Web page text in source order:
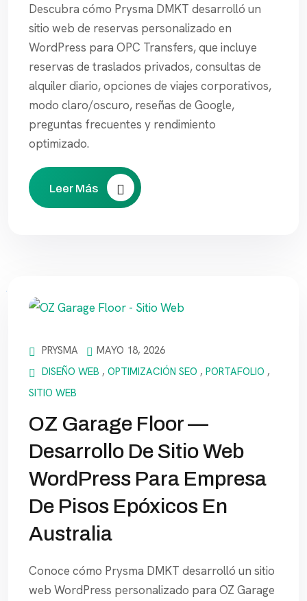
Descubra cómo Prysma DMKT desarrolló un
sitio web de reservas personalizado en
WordPress para OPC Transfers, que incluye
reservas de traslados privados, consultas de
alquiler diario, opciones de viajes corporativos,
modo claro/oscuro, reseñas de Google,
preguntas frecuentes y rendimiento
optimizado.
Leer Más
PRYSMA
MAYO 18, 2026
DISEÑO WEB , OPTIMIZACIÓN SEO , PORTAFOLIO ,
SITIO WEB
OZ Garage Floor —
Desarrollo De Sitio Web
WordPress Para Empresa
De Pisos Epóxicos En
Australia
Conoce cómo Prysma DMKT desarrolló un sitio
web WordPress personalizado para OZ Garage